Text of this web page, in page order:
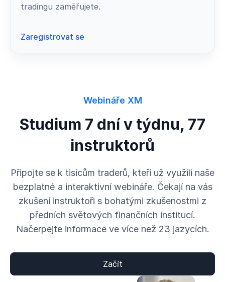
tradingu zaměřujete.
Zaregistrovat se
Webináře XM
Studium 7 dní v týdnu, 77
instruktorů
Připojte se k tisícům traderů, kteří už využili naše
bezplatné a interaktivní webináře. Čekají na vás
zkušení instruktoři s bohatými zkušenostmi z
předních světových finančních institucí.
Načerpejte informace ve více než 23 jazycích.
Začít